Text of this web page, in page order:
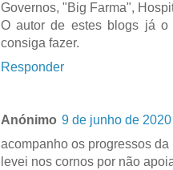
Governos, "Big Farma",
O autor de estes blogs já o
consiga fazer.
Responder
Anónimo 9 de junho de
acompanho os progressos
levei nos cornos por não